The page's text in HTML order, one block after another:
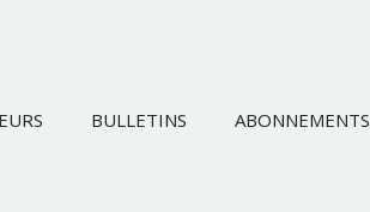
BULLETINS ABONNEMENTS